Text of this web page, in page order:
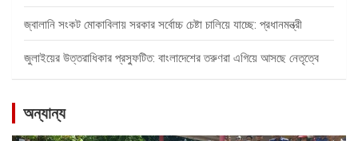
জ্বালানি সংকট মোকাবিলায় সরকার সর্বোচ্চ চেষ্টা চালিয়ে যাচ্ছে: প্রধানমন্ত্রী
জুলাইয়ের উত্তরাধিকার প্রস্ফুটিত: বাংলাদেশের তরুণরা এগিয়ে আসছে নেতৃত্বে
অন্যান্য